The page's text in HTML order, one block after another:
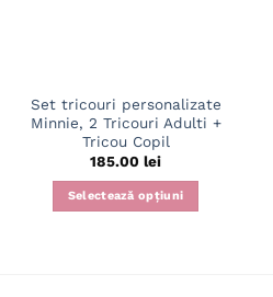
Set tricouri personalizate
Minnie, 2 Tricouri Adulti +
Tricou Copil
185.00 lei
Selectează opțiuni